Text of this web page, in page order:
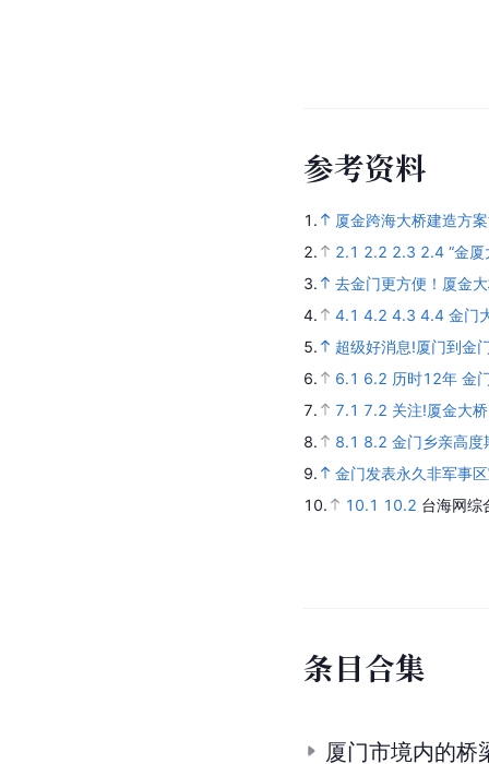
参考资料
1.
厦金跨海大桥建造方
2.
2.1 2.2 2.3 2.4 “金
3.
去金门更方便！厦金
4.
4.1 4.2 4.3 4.4 金门
5.
超级好消息!厦门到金
6.
6.1 6.2 历时12年 金
7.
7.1 7.2 关注!厦金大
8.
8.1 8.2 金门乡亲高度
9.
金门发表永久非军事
10.
10.1 10.2 台海网
条目合集
厦门市境内的桥